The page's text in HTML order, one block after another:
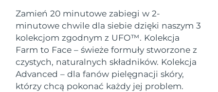
Zamień 20 minutowe zabiegi w 2-
minutowe chwile dla siebie dzięki naszym 3
kolekcjom zgodnym z UFO™. Kolekcja
Farm to Face – świeże formuły stworzone z
czystych, naturalnych składników. Kolekcja
Advanced – dla fanów pielęgnacji skóry,
którzy chcą pokonać każdy jej problem.